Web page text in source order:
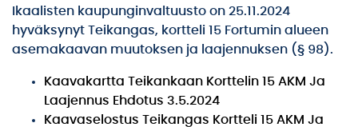
Ikaalisten kaupunginvaltuusto on 25.11.2024
hyväksynyt Teikangas, kortteli 15 Fortumin alueen
asemakaavan muutoksen ja laajennuksen (§ 98).
Kaavakartta Teikankaan Korttelin 15 AKM Ja
Laajennus Ehdotus 3.5.2024
Kaavaselostus Teikangas Kortteli 15 AKM Ja